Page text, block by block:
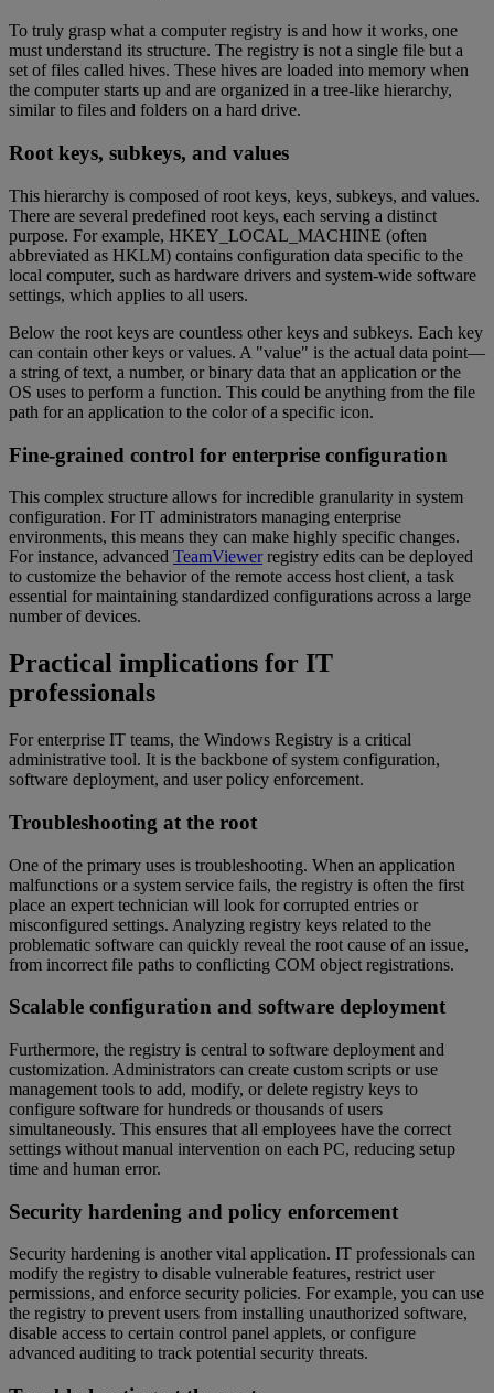
To truly grasp what a computer registry is and how it works, one
must understand its structure. The registry is not a single file but a
set of files called hives. These hives are loaded into memory when
the computer starts up and are organized in a tree-like hierarchy,
similar to files and folders on a hard drive.
Root keys, subkeys, and values
This hierarchy is composed of root keys, keys, subkeys, and values.
There are several predefined root keys, each serving a distinct
purpose. For example, HKEY_LOCAL_MACHINE (often
abbreviated as HKLM) contains configuration data specific to the
local computer, such as hardware drivers and system-wide software
settings, which applies to all users.
Below the root keys are countless other keys and subkeys. Each key
can contain other keys or values. A "value" is the actual data point—
a string of text, a number, or binary data that an application or the
OS uses to perform a function. This could be anything from the file
path for an application to the color of a specific icon.
Fine-grained control for enterprise configuration
This complex structure allows for incredible granularity in system
configuration. For IT administrators managing enterprise
environments, this means they can make highly specific changes.
For instance, advanced TeamViewerregistry edits can be deployed
to customize the behavior of the remote access host client, a task
essential for maintaining standardized configurations across a large
number of devices.
Practical implications for IT
professionals
For enterprise IT teams, the Windows Registry is a critical
administrative tool. It is the backbone of system configuration,
software deployment, and user policy enforcement.
Troubleshooting at the root
One of the primary uses is troubleshooting. When an application
malfunctions or a system service fails, the registry is often the first
place an expert technician will look for corrupted entries or
misconfigured settings. Analyzing registry keys related to the
problematic software can quickly reveal the root cause of an issue,
from incorrect file paths to conflicting COM object registrations.
Scalable configuration and software deployment
Furthermore, the registry is central to software deployment and
customization. Administrators can create custom scripts or use
management tools to add, modify, or delete registry keys to
configure software for hundreds or thousands of users
simultaneously. This ensures that all employees have the correct
settings without manual intervention on each PC, reducing setup
time and human error.
Security hardening and policy enforcement
Security hardening is another vital application. IT professionals can
modify the registry to disable vulnerable features, restrict user
permissions, and enforce security policies. For example, you can use
the registry to prevent users from installing unauthorized software,
disable access to certain control panel applets, or configure
advanced auditing to track potential security threats.